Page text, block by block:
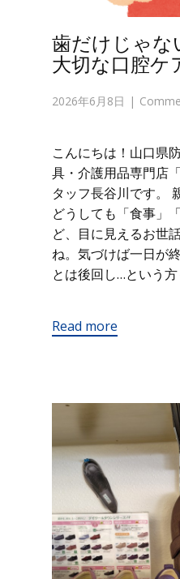
歯だけじゃな
大切な口腔ケ
2026年6月8日
こんにちは！山口県
具・介護用品専門店
タッフ長谷川です。
どうしても「食事」
ど、目に見えるお世
ね。気づけば一日が
とは後回し…という
Read more